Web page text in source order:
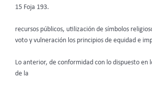
15 Foja 193.
recursos públicos, utilización de símbolos
voto y vulneración los principios de equidad e
Lo anterior, de conformidad con lo dispuesto en
de la